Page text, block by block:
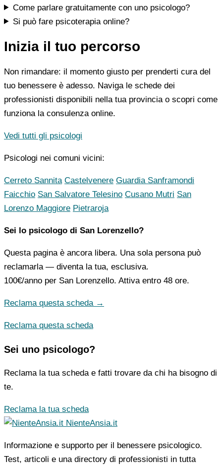
Come parlare gratuitamente con uno psicologo?
Si può fare psicoterapia online?
Inizia il tuo percorso
Non rimandare: il momento giusto per prenderti cura del
tuo benessere è adesso. Naviga le schede dei
professionisti disponibili nella tua provincia o scopri come
funziona la consulenza online.
Vedi tutti gli psicologi
Psicologi nei comuni vicini:
Cerreto Sannita Castelvenere Guardia Sanframondi
Faicchio San Salvatore Telesino Cusano Mutri San
Lorenzo Maggiore Pietraroja
Sei lo psicologo di San Lorenzello?
Questa pagina è ancora libera. Una sola persona può
reclamarla — diventa la tua, esclusiva.
100€/anno per San Lorenzello. Attiva entro 48 ore.
Reclama questa scheda →
Reclama questa scheda
Sei uno psicologo?
Reclama la tua scheda e fatti trovare da chi ha bisogno di
te.
Reclama la tua scheda
NienteAnsia.it
Informazione e supporto per il benessere psicologico.
Test, articoli e una directory di professionisti in tutta